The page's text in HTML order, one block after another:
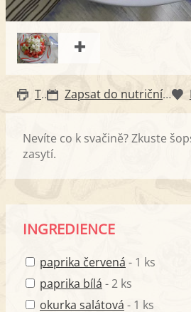
Tisk Zapsat do nutričního diáře
Nevíte co k svačině? Zkuste
zasytí.
INGREDIENCE
paprika červená - 1 ks
paprika bílá - 2 ks
okurka salátová - 1 ks